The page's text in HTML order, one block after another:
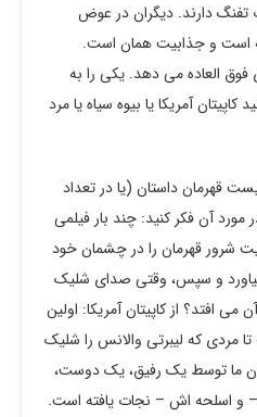
تفنگ دارند. دیگران در عوض
است و جذابیت همان است.
العاده می دهد. یکی را به
آمریکا یا بیوه سیاه یا مرد
قهرمان داستان (یا در تعداد
آن فکر کنید: چند بار فیلمی
شرور قهرمان را در چشمان خود
بیاورد و سپس، وقتی صدای شلیک
افتد؟ از کاپیتان آمریکا: اولین
مردی که لیبرتی والانس را شلیک
ما توسط یک رفیق، یک دوست،
اسلحه اش – نجات یافته است.